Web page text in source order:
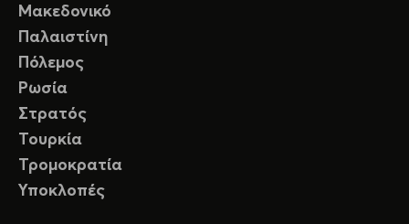
Μακεδονικό
Παλαιστίνη
Πόλεμος
Ρωσία
Στρατός
Τουρκία
Τρομοκρατία
Υποκλοπές